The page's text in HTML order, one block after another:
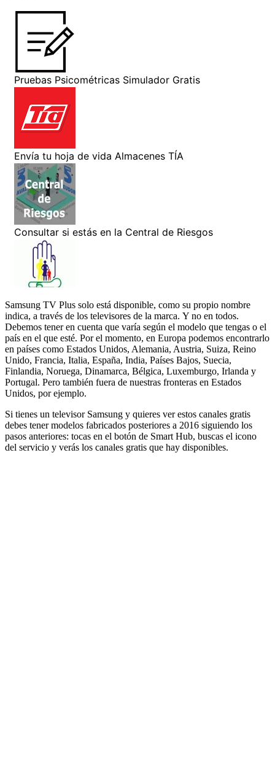
Samsung TV Plus solo está disponible, como su propio nombre
indica, a través de los televisores de la marca. Y no en todos.
Debemos tener en cuenta que varía según el modelo que tengas o el
país en el que esté. Por el momento, en Europa podemos encontrarlo
en países como Estados Unidos, Alemania, Austria, Suiza, Reino
Unido, Francia, Italia, España, India, Países Bajos, Suecia,
Finlandia, Noruega, Dinamarca, Bélgica, Luxemburgo, Irlanda y
Portugal. Pero también fuera de nuestras fronteras en Estados
Unidos, por ejemplo.
Si tienes un televisor Samsung y quieres ver estos canales gratis
debes tener modelos fabricados posteriores a 2016 siguiendo los
pasos anteriores: tocas en el botón de Smart Hub, buscas el icono
del servicio y verás los canales gratis que hay disponibles.